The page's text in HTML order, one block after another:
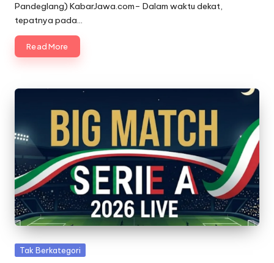
Pandeglang) KabarJawa.com– Dalam waktu dekat,
tepatnya pada…
Read More
Posted
Tak Berkategori